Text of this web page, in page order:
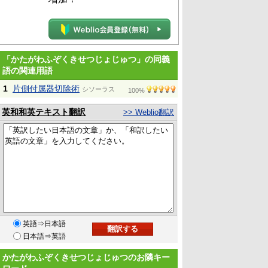
「かたがわふぞくきせつじょじゅつ」の同義
語の関連用語
1
片側付属器切除術 シソーラス 100%
英和和英テキスト翻訳 >> Weblio翻訳
英語⇒日本語
日本語⇒英語
かたがわふぞくきせつじょじゅつのお隣キー